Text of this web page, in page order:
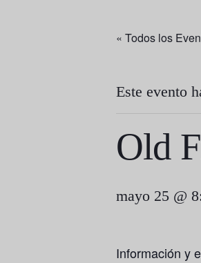
« Todos los
Este evento
Old
mayo 25 @
Información y